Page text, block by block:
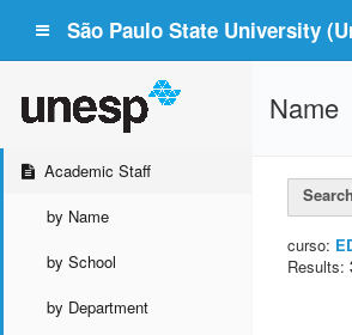
São Paulo State University
Academic Staff
by Name
by School
by Department
Name
Search
curso:
Results: